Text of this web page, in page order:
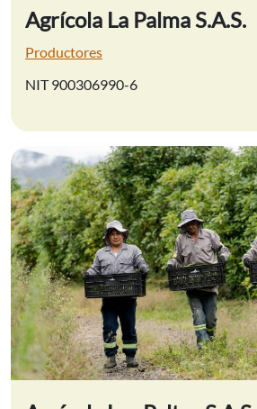
Agrícola La Palma S.A.S.
Productores
NIT 900306990-6